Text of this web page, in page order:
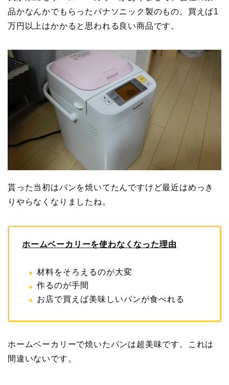
品かなんかでもらったパナソニック製のもの。買えば1
万円以上はかかると思われる良い商品です。
貰った当初はパンを焼いてたんですけど最近はめっき
りやらなくなりましたね。
ホームベーカリーを使わなくなった理由
材料をそろえるのが大変
作るのが手間
お店で買えば美味しいパンが食べれる
ホームベーカリーで焼いたパンは超美味です。これは
間違いないです。